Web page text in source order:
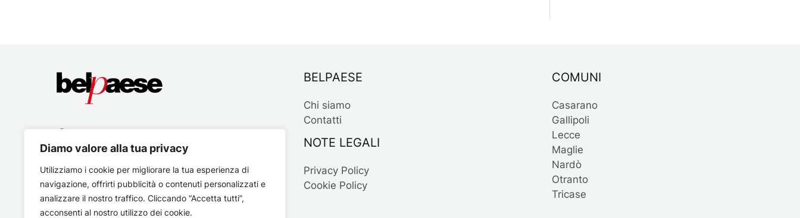
Diamo valore alla tua privacy
Utilizziamo i cookie per migliorare la tua esperienza di
navigazione, offrirti pubblicità o contenuti personalizzati e
analizzare il nostro traffico. Cliccando “Accetta tutti”,
acconsenti al nostro utilizzo dei cookie.
BELPAESE
Chi siamo
Contatti
NOTE LEGALI
Privacy Policy
Cookie Policy
COMUNI
Casarano
Gallipoli
Lecce
Maglie
Nardò
Otranto
Tricase